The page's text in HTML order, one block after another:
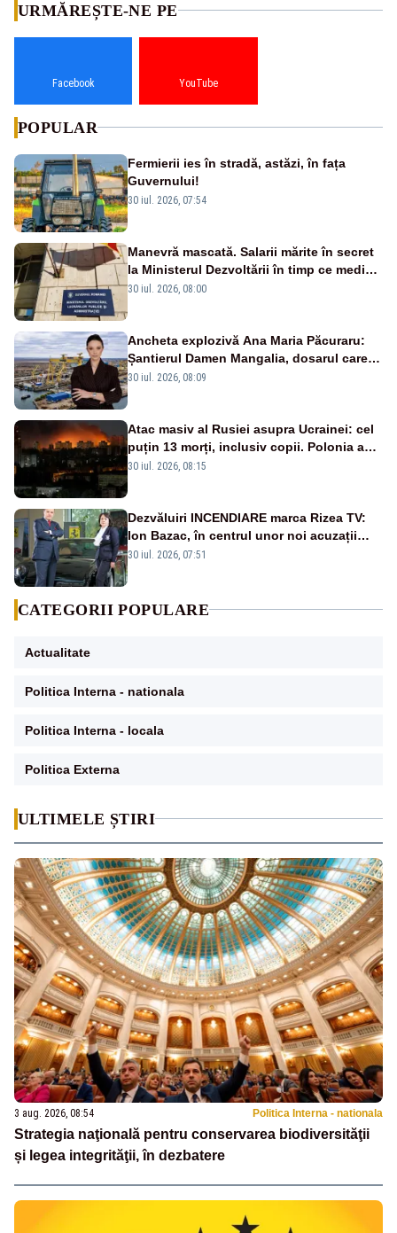
ULTIMELE ȘTIRI
3 aug. 2026, 08:54 Politica Interna - nationala
Strategia naţională pentru conservarea biodiversităţii
și legea integrităţii, în dezbatere
URMĂREȘTE-NE PE
Facebook YouTube
POPULAR
Fermierii ies în stradă, astăzi, în fața
Guvernului!
30 iul. 2026, 07:54
Manevră mascată. Salarii mărite în secret
la Ministerul Dezvoltării în timp ce medicii
ies în stradă
30 iul. 2026, 08:00
Ancheta explozivă Ana Maria Păcuraru:
Șantierul Damen Mangalia, dosarul care
scufundă apărarea României
30 iul. 2026, 08:09
Atac masiv al Rusiei asupra Ucrainei: cel
puțin 13 morți, inclusiv copii. Polonia a
ridicat avioanele de vânătoare
30 iul. 2026, 08:15
Dezvăluiri INCENDIARE marca Rizea TV:
Ion Bazac, în centrul unor noi acuzații
publice
30 iul. 2026, 07:51
CATEGORII POPULARE
Actualitate
Politica Interna - nationala
Politica Interna - locala
Politica Externa